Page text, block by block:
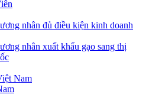
nhân đủ điều kiện kinh doanh
nhân xuất khẩu gạo sang thị
Nam